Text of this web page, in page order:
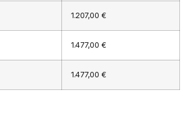
1.207,00 €
1.477,00 €
1.477,00 €